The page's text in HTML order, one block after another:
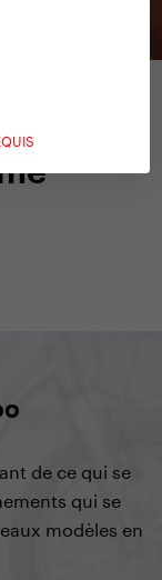
de ce qui se
qui se
modèles en